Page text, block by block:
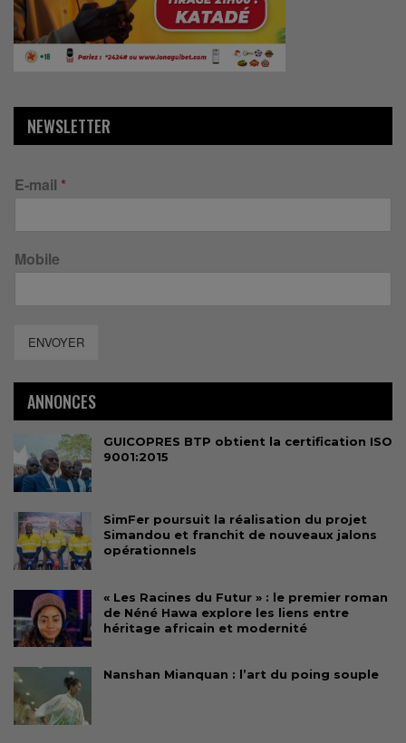
NEWSLETTER
E-mail *
Mobile
ENVOYER
ANNONCES
GUICOPRES BTP obtient la certification ISO
9001:2015
SimFer poursuit la réalisation du projet
Simandou et franchit de nouveaux jalons
opérationnels
« Les Racines du Futur » : le premier roman
de Néné Hawa explore les liens entre
héritage africain et modernité
Nanshan Mianquan : l’art du poing souple